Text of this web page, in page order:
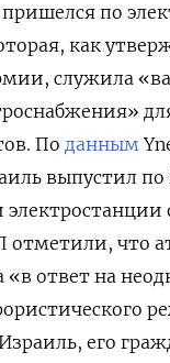
по
как
служила
По данным
выпустил
отметили, что
«в ответ на
его